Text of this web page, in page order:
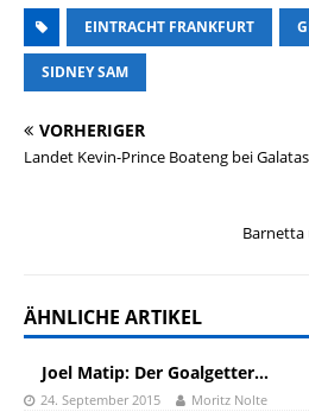
EINTRACHT FRANKFURT
SIDNEY SAM
VORHERIGER
Landet Kevin-Prince Boateng bei
Barnetta
ÄHNLICHE ARTIKEL
Joel Matip: Der Goalgetter…
24. September 2015 Moritz Nolte